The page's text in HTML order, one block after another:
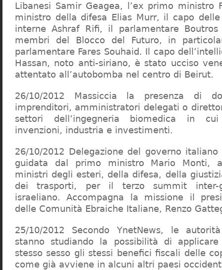
Libanesi Samir Geagea, l’ex primo ministro
ministro della difesa Elias Murr, il capo
interne Ashraf Rifi, il parlamentare
membri del Blocco del Futuro, in
parlamentare Fares Souhaid. Il capo
Hassan, noto anti-siriano, è stato ucciso
attentato all’autobomba nel centro di Beirut.
26/10/2012 Massiccia la presenza di
imprenditori, amministratori delegati o
settori dell’ingegneria biomedica in
invenzioni, industria e investimenti.
26/10/2012 Delegazione del governo
guidata dal primo ministro Mario Monti,
ministri degli esteri, della difesa, della
dei trasporti, per il terzo summit inter-
israeliano. Accompagna la missione il
delle Comunità Ebraiche Italiane, Renzo
25/10/2012 Secondo YnetNews, le
stanno studiando la possibilità di
stesso sesso gli stessi benefici fiscali delle
come già avviene in alcuni altri paesi